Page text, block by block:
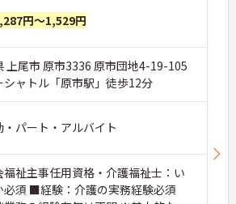
円～1,529円
上尾市 原市3336 原市団地4-19-105
シャトル「原市駅」徒歩12分
・パート・アルバイト
祉主事任用資格・介護福祉士：い
必須 ■経験：介護の実務経験必須